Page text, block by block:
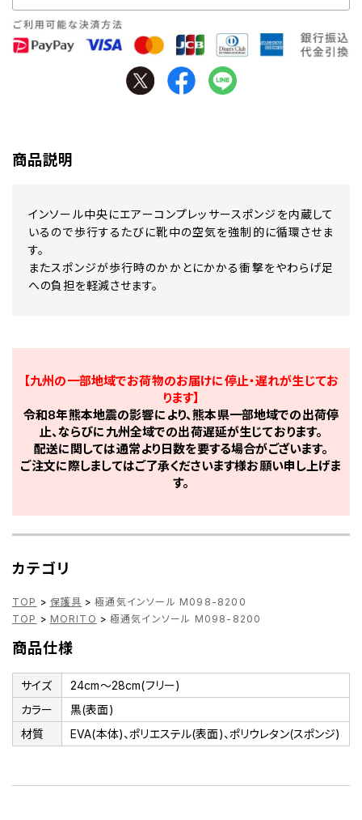
商品説明
インソール中央にエアーコンプレッサースポンジを内蔵して
いるので歩行するたびに靴中の空気を強制的に循環させま
す。
またスポンジが歩行時のかかとにかかる衝撃をやわらげ足
への負担を軽減させます。
【九州の一部地域でお荷物のお届けに停止・遅れが生じてお
ります】
令和8年熊本地震の影響により、熊本県一部地域での出荷停
止、ならびに九州全域での出荷遅延が生じております。
配送に関しては通常より日数を要する場合がございます。
ご注文に際しましてはご了承くださいます様お願い申し上げま
す。
カテゴリ
TOP > 保護具 > 極通気インソール M098-8200
TOP > MORITO > 極通気インソール M098-8200
商品仕様
サイズ
24cm～28cm(フリー)
カラー
黒(表面)
材質
EVA(本体)、ポリエステル(表面)、ポリウレタン(スポンジ)